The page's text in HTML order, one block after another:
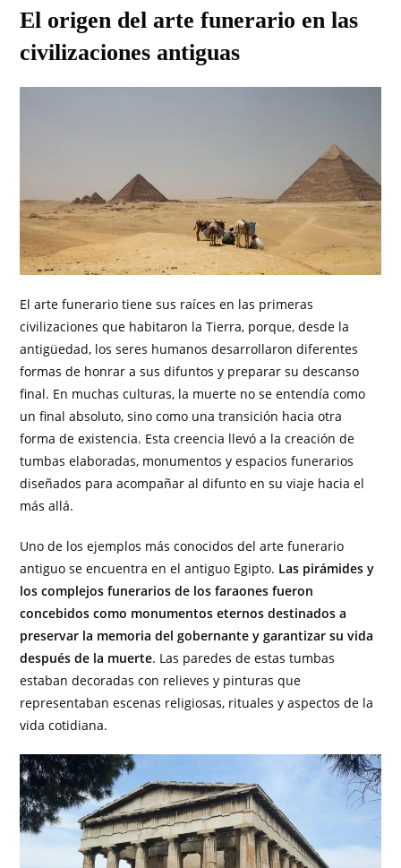
El origen del arte funerario en las
civilizaciones antiguas
El arte funerario tiene sus raíces en las primeras
civilizaciones que habitaron la Tierra, porque, desde la
antigüedad, los seres humanos desarrollaron diferentes
formas de honrar a sus difuntos y preparar su descanso
final. En muchas culturas, la muerte no se entendía como
un final absoluto, sino como una transición hacia otra
forma de existencia. Esta creencia llevó a la creación de
tumbas elaboradas, monumentos y espacios funerarios
diseñados para acompañar al difunto en su viaje hacia el
más allá.
Uno de los ejemplos más conocidos del arte funerario
antiguo se encuentra en el antiguo Egipto. Las pirámides y
los complejos funerarios de los faraones fueron
concebidos como monumentos eternos destinados a
preservar la memoria del gobernante y garantizar su vida
después de la muerte. Las paredes de estas tumbas
estaban decoradas con relieves y pinturas que
representaban escenas religiosas, rituales y aspectos de la
vida cotidiana.